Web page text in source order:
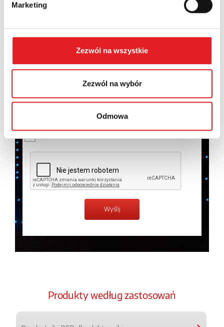
Marketing
Zezwól na wszystkie
Zezwól na wybór
Odmowa
Treść: *
Wyrażam zgodę na przetwarzanie moich danych
temat przetwarzania danych osobowych wPolityce
Produkty według zastosowań